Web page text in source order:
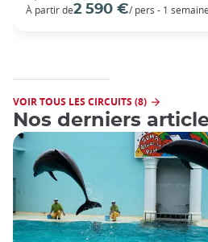
À partir de2 590 €/ pers - 1 semaine
VOIR TOUS LES CIRCUITS (8)
Nos derniers